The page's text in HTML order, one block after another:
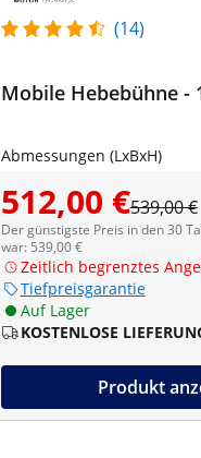
(14)
Mobile Hebebühne -
Abmessungen (LxBxH)
512,00 €539,00 €
Der günstigste Preis in den 30
war: 539,00 €
Zeitlich begrenztes
Tiefpreisgarantie
Auf Lager
KOSTENLOSE
Produkt